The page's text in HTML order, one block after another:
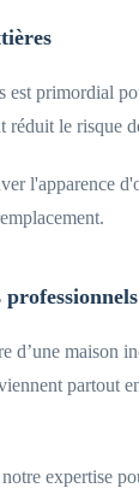
est primordial
réduit le risque
l'apparence
d’une maison
partout
expertise